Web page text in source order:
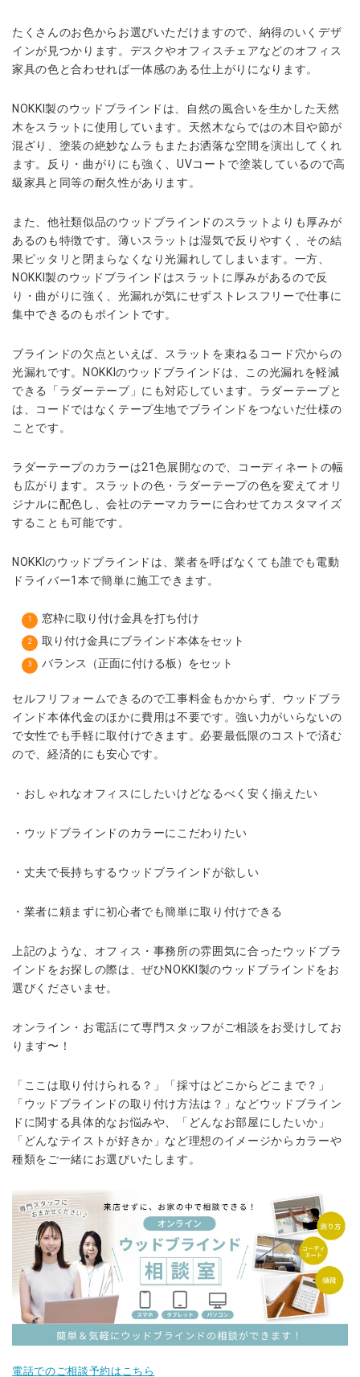
たくさんのお色からお選びいただけますので、納得のいくデザ
インが見つかります。デスクやオフィスチェアなどのオフィス
家具の色と合わせれば一体感のある仕上がりになります。
NOKKI製のウッドブラインドは、自然の風合いを生かした天然
木をスラットに使用しています。天然木ならではの木目や節が
混ざり、塗装の絶妙なムラもまたお洒落な空間を演出してくれ
ます。反り・曲がりにも強く、UVコートで塗装しているので高
級家具と同等の耐久性があります。
また、他社類似品のウッドブラインドのスラットよりも厚みが
あるのも特徴です。薄いスラットは湿気で反りやすく、その結
果ピッタリと閉まらなくなり光漏れしてしまいます。一方、
NOKKI製のウッドブラインドはスラットに厚みがあるので反
り・曲がりに強く、光漏れが気にせずストレスフリーで仕事に
集中できるのもポイントです。
ブラインドの欠点といえば、スラットを束ねるコード穴からの
光漏れです。NOKKIのウッドブラインドは、この光漏れを軽減
できる「ラダーテープ」にも対応しています。ラダーテープと
は、コードではなくテープ生地でブラインドをつないだ仕様の
ことです。
ラダーテープのカラーは21色展開なので、コーディネートの幅
も広がります。スラットの色・ラダーテープの色を変えてオリ
ジナルに配色し、会社のテーマカラーに合わせてカスタマイズ
することも可能です。
NOKKIのウッドブラインドは、業者を呼ばなくても誰でも電動
ドライバー1本で簡単に施工できます。
窓枠に取り付け金具を打ち付け
取り付け金具にブラインド本体をセット
バランス（正面に付ける板）をセット
セルフリフォームできるので工事料金もかからず、ウッドブラ
インド本体代金のほかに費用は不要です。強い力がいらないの
で女性でも手軽に取付けできます。必要最低限のコストで済む
ので、経済的にも安心です。
・おしゃれなオフィスにしたいけどなるべく安く揃えたい
・ウッドブラインドのカラーにこだわりたい
・丈夫で長持ちするウッドブラインドが欲しい
・業者に頼まずに初心者でも簡単に取り付けできる
上記のような、オフィス・事務所の雰囲気に合ったウッドブラ
インドをお探しの際は、ぜひNOKKI製のウッドブラインドをお
選びくださいませ。
オンライン・お電話にて専門スタッフがご相談をお受けしてお
ります〜！
「ここは取り付けられる？」「採寸はどこからどこまで？」
「ウッドブラインドの取り付け方法は？」などウッドブライン
ドに関する具体的なお悩みや、「どんなお部屋にしたいか」
「どんなテイストが好きか」など理想のイメージからカラーや
種類をご一緒にお選びいたします。
電話でのご相談予約はこちら